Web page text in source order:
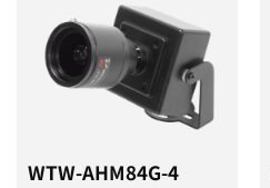
WTW-AHM84G-4